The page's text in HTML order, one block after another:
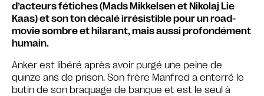
d’acteurs fétiches (Mads Mikkelsen et Nikolaj Lie
Kaas) et son ton décalé irrésistible pour un road-
movie sombre et hilarant, mais aussi profondément
humain.
Anker est libéré après avoir purgé une peine de
quinze ans de prison. Son frère Manfred a enterré le
butin de son braquage de banque et est le seul à